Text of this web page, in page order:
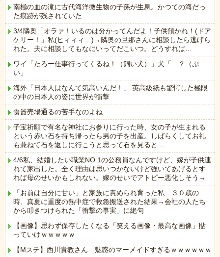
南極の血の滝に古代海洋微生物の子孫が生息。かつての海だっ
た痕跡が残されていた
3/4隣奥「オラァ！いるのは分かってんだよ！子供預かれ！(ドア
ケリー！」私(ヒィィィ…)→隣奥の旦那さんに相談したら逃げら
れた。夫に相談してもなにいってだこいつ。どうすれば…
ワイ「たろー仕事行ってくるね！（飼い犬）」犬「…？（ぷ
い」
海外「日本人はなんて気高いんだ！」 英高級紙も驚愕した極限
の中の日本人の姿に世界が衝撃
食器売場通るの苦手なのよね
子宝祈願で有名な神社にお参りに行った時、女の子が生まれる
という赤い石を持ち帰ったら男の子を出産。しばらくしてお礼
も兼ねて石を返しに行こうと思って石を見ると…
4/6私、結婚したい職業NO.1の公務員なんですけど、嫁が子供連
れて家出した。全く理由は思いつかないけど強いてあげるとす
れば母のせいかもしれない。嫁のせいでアトピー悪化しそう→
「お前は自分に甘い」と家族に責められ育った私…３０歳の
時、真夏に重度の熱中症で救急搬送された結果→会社の人たち
から叩きつけられた「衝撃の事実」に絶句
【画像】思わず保存したくなる「笑える画像・最高な画像」貼
っていけｗｗｗｗｗ
【Mステ】西川貴教さん 魅惑のマーメイドすぎるｗｗｗｗｗｗ